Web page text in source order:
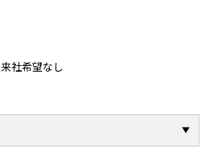
来社希望なし